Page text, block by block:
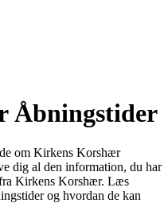
Åbningstider
om Kirkens Korshær
dig al den information, du har
Kirkens Korshær. Læs
og hvordan de kan